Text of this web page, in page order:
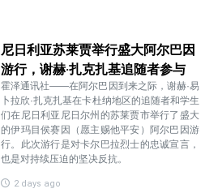
尼日利亚苏莱贾举行盛大阿尔巴因
游行，谢赫·扎克扎基追随者参与
霍泽通讯社——在阿尔巴因到来之际，谢赫·易
卜拉欣·扎克扎基在卡杜纳地区的追随者和学生
们在尼日利亚尼日尔州的苏莱贾市举行了盛大
的伊玛目侯赛因（愿主赐他平安）阿尔巴因游
行。此次游行是对卡尔巴拉烈士的忠诚宣言，
也是对持续压迫的坚决反抗。
2 days ago